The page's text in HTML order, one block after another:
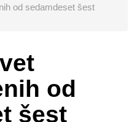
od sedamdeset šest
od
šest